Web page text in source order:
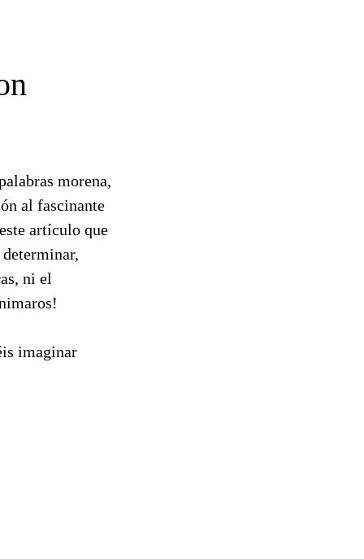
morena,
al fascinante
artículo que
ni el
imaginar